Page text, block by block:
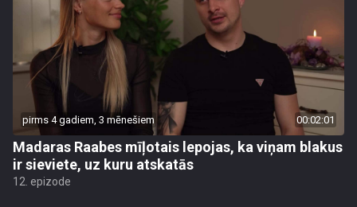
pirms 4 gadiem, 3 mēnešiem 00:02:01
Madaras Raabes mīļotais lepojas, ka viņam blakus
ir sieviete, uz kuru atskatās
12. epizode